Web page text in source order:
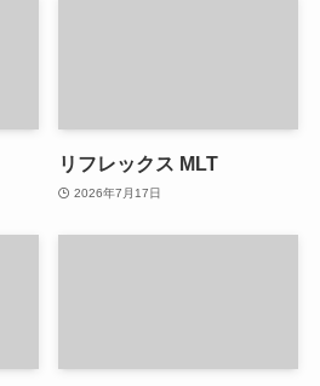
リフレックス MLT
2026年7月17日